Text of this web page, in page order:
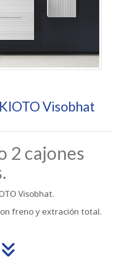
Visobhat
2 cajones
Visobhat.
freno y extración total.